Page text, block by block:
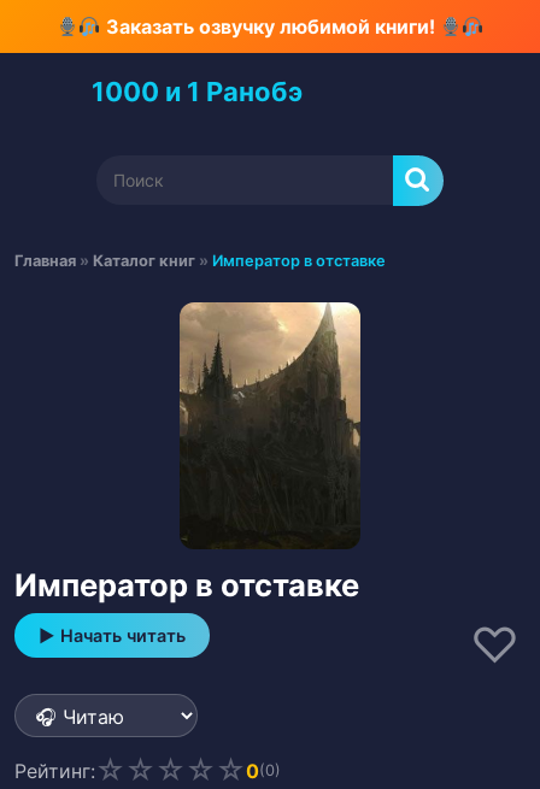
Перейти
Заказать озвучку любимой книги!
1000 и 1 Ранобэ
Найти:
Главная » Каталог книг » Император в отставке
Император в отставке
▶ Начать читать ♡
Рейтинг: ☆ ☆ ☆ ☆ ☆0(0)